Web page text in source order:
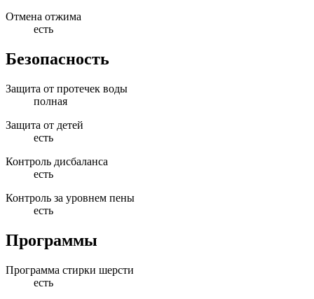
Отмена отжима
есть
Безопасность
Защита от протечек воды
полная
Защита от детей
есть
Контроль дисбаланса
есть
Контроль за уровнем пены
есть
Программы
Программа стирки шерсти
есть